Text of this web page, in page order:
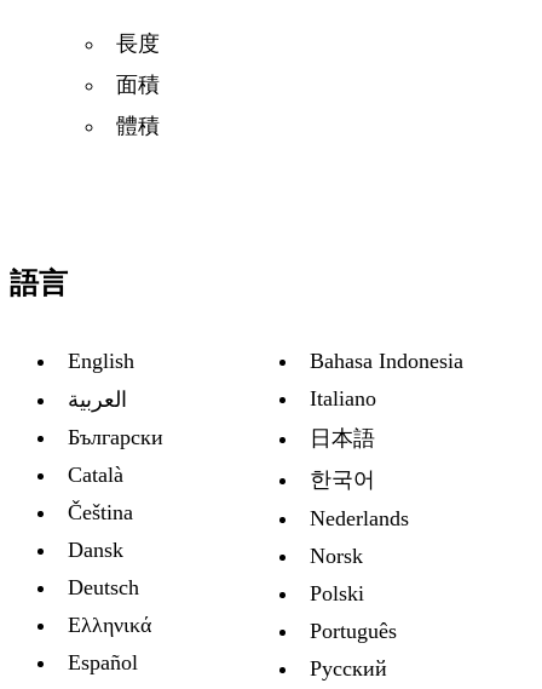
長度
面積
體積
語言
English
العربية
Български
Català
Čeština
Dansk
Deutsch
Ελληνικά
Español
Bahasa Indonesia
Italiano
日本語
한국어
Nederlands
Norsk
Polski
Português
Русский